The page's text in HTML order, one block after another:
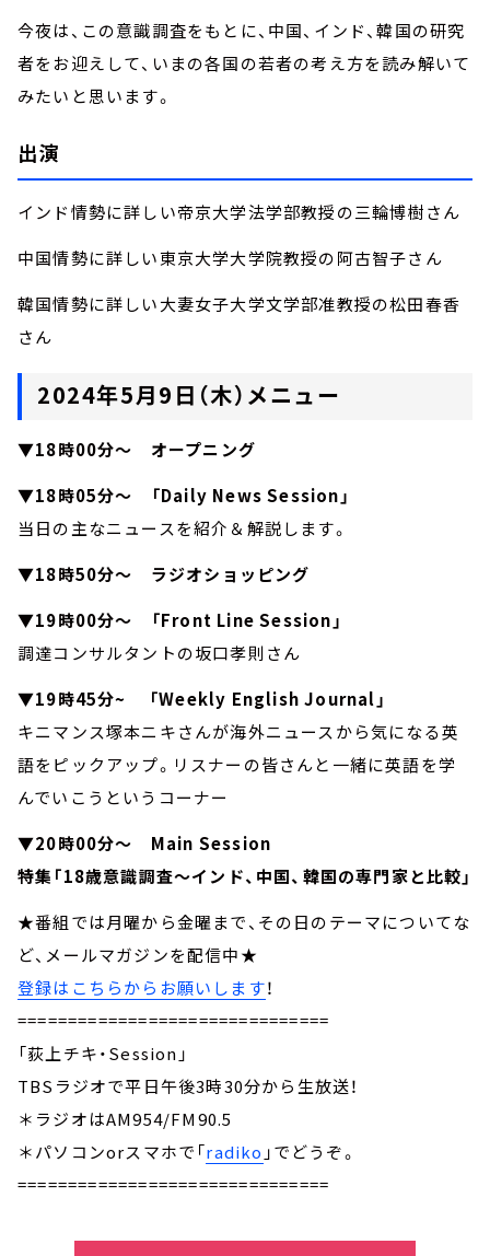
今夜は、この意識調査をもとに、中国、インド、韓国の研究
者をお迎えして、いまの各国の若者の考え方を読み解いて
みたいと思います。
出演
インド情勢に詳しい帝京大学法学部教授の三輪博樹さん
中国情勢に詳しい東京大学大学院教授の阿古智子さん
韓国情勢に詳しい大妻女子大学文学部准教授の松田春香
さん
2024年5月9日（木）メニュー
▼18時00分～ オープニング
▼18時05分～ 「Daily News Session」
当日の主なニュースを紹介＆解説します。
▼18時50分～ ラジオショッピング
▼19時00分～ 「Front Line Session」
調達コンサルタントの坂口孝則さん
▼19時45分~ 「Weekly English Journal」
キニマンス塚本ニキさんが海外ニュースから気になる英
語をピックアップ。リスナーの皆さんと一緒に英語を学
んでいこうというコーナー
▼20時00分～ Main Session
特集「18歳意識調査～インド、中国、韓国の専門家と比較」
★番組では月曜から金曜まで、その日のテーマについてな
ど、メールマガジンを配信中★
登録はこちらからお願いします！
===============================
「荻上チキ・Session」
TBSラジオで平日午後3時30分から生放送！
＊ラジオはAM954/FM90.5
＊パソコンorスマホで「radiko 」でどうぞ。
===============================